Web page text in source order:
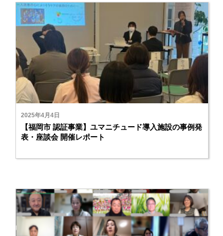
2025年4月4日
【福岡市 認証事業】ユマニチュード導入施設の事例発
表・座談会 開催レポート